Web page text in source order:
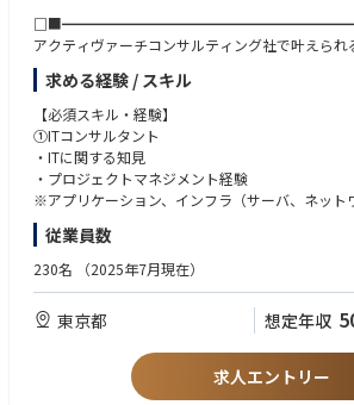
会社の定める業務
この仕事の魅力／やりがい
★ 希少性の高いキャリア形成
「開発経験 × AI × 組織開発」という、市場価値
ドなスキルセットを、20代のうちから実戦で磨く
★ 0→1の組織づくり
既成概念に捉われず、AI時代の新しい組織の在り
ていく手応えを得られます。
★ 経営層に近い視点
組織運営の根幹に関わるため、高い視座でビジネ
きる環境です。
アクティヴァーチコンサルティング社で叶えられ
■特徴/魅力
・1人1人の裁量が大きい
・意思決定が早く、スピード感のある働き方が可能
・好待遇、高給与、キャリアアップが実現できる
・代表や事業責任者と一緒に組織の拡大、推進に
・チーム体制によるITコンサルティングからグロ
■身につくスキル
・課題を特定するための論理的思考能力
・コミュニケーション能力
■コンサル未経験の方
求める経験 / スキル
【必須スキル・経験】
①ITコンサルタント
・ITに関する知見
・プロジェクトマネジメント経験
※アプリケーション、インフラ（サーバ、ネット
募可能です。
・ファーム経験者
・システムに関連した業務改善をされたご経験が
・業務プロセス改善のご経験（BPR、BPM等）
・設計、開発管理、品質管理（ABAP,その他）経験
・SAP導入のご経験（品質管理、I/F開発）
従業員数
230名 （2025年7月現在）
東京都 想定年収
求人エントリー